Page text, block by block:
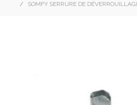
SOMFY SERRURE DE